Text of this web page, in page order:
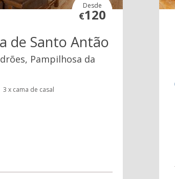
Desde
€120
de Santo Antão
Pampilhosa da
3 x cama de casal